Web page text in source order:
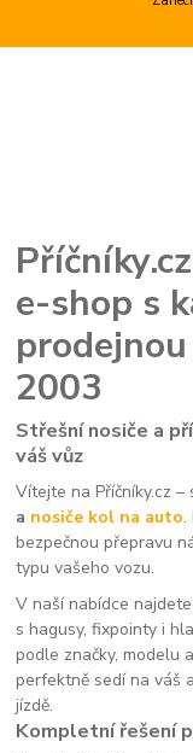
e-shop s
2003
Střešní nosiče a
váš vůz
Vítejte na Příčníky.cz –
a nosiče kol na auto.
bezpečnou přepravu
typu vašeho vozu.
V naší nabídce
s hagusy, fixpointy i
podle značky, modelu
perfektně sedí na váš
jízdě.
Kompletní řešení